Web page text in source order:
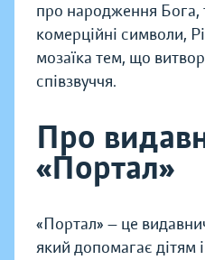
про народження Бога,
комерційні символи,
мозаїка тем, що
співзвуччя.
Про
«Портал»
«Портал» — це
який допомагає дітям